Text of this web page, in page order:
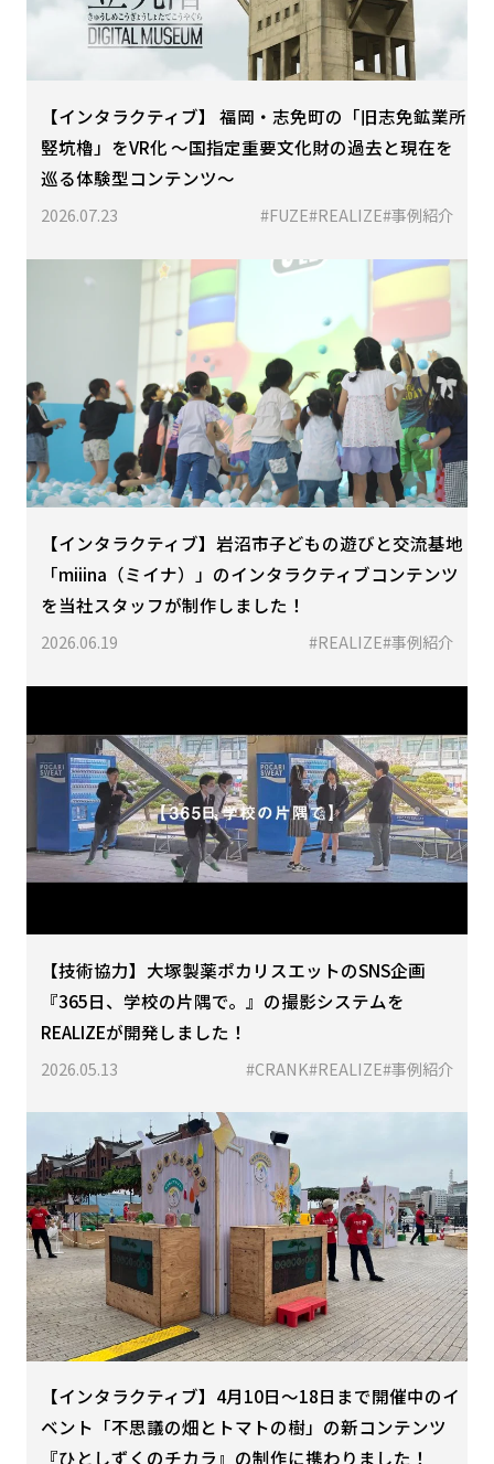
【インタラクティブ】 福岡・志免町の「旧志免鉱業所
竪坑櫓」をVR化 〜国指定重要文化財の過去と現在を
巡る体験型コンテンツ〜
2026.07.23 #FUZE#REALIZE#事例紹介
【インタラクティブ】岩沼市子どもの遊びと交流基地
「miiina（ミイナ）」のインタラクティブコンテンツ
を当社スタッフが制作しました！
2026.06.19 #REALIZE#事例紹介
【技術協力】大塚製薬ポカリスエットのSNS企画
『365日、学校の片隅で。』の撮影システムを
REALIZEが開発しました！
2026.05.13 #CRANK#REALIZE#事例紹介
【インタラクティブ】4月10日〜18日まで開催中のイ
ベント「不思議の畑とトマトの樹」の新コンテンツ
『ひとしずくのチカラ』の制作に携わりました！